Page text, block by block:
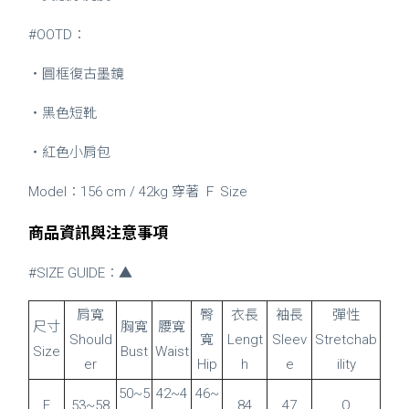
#OOTD：
・圓框復古墨鏡
・黑色短靴
・紅色小肩包
Model：156 cm / 42kg 穿著 Ｆ Size
商品資訊與注意事項
#SIZE GUIDE：▲
尺寸
Size
肩寬
Should
er
胸寬
Bust
腰寬
Waist
臀
寬
Hip
衣長
Lengt
h
袖長
Sleev
e
彈性
Stretchab
ility
F 53~58
50~5 42~4 46~
84 47 O